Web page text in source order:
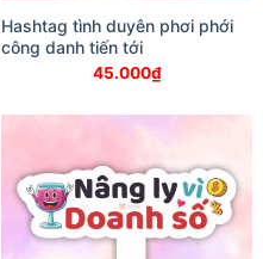
Hashtag tình duyên phơi phới
công danh tiến tới
45.000₫